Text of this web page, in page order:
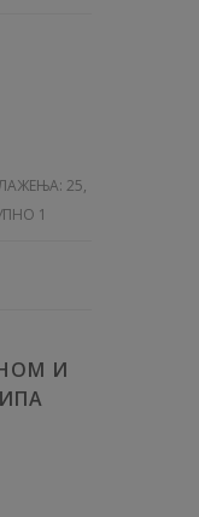
25,
1
И